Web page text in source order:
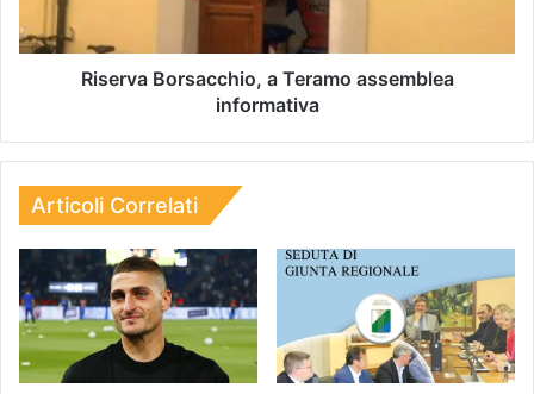
Riserva Borsacchio, a Teramo assemblea
informativa
Articoli Correlati